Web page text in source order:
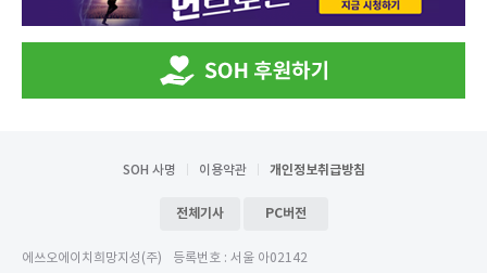
SOH 사명 이용약관 개인정보취급방침
전체기사 PC버전
에쓰오에이치희망지성(주) 등록번호 : 서울 아02142